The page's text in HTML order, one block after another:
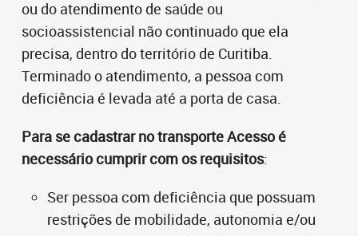
ou do atendimento de saúde ou
socioassistencial não continuado que ela
precisa, dentro do território de Curitiba.
Terminado o atendimento, a pessoa com
deficiência é levada até a porta de casa.
Para se cadastrar no transporte Acesso é
necessário cumprir com os requisitos:
Ser pessoa com deficiência que possuam
restrições de mobilidade, autonomia e/ou